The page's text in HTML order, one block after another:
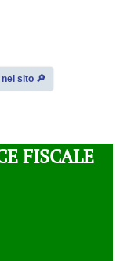
sito 🔎︎
FISCALE